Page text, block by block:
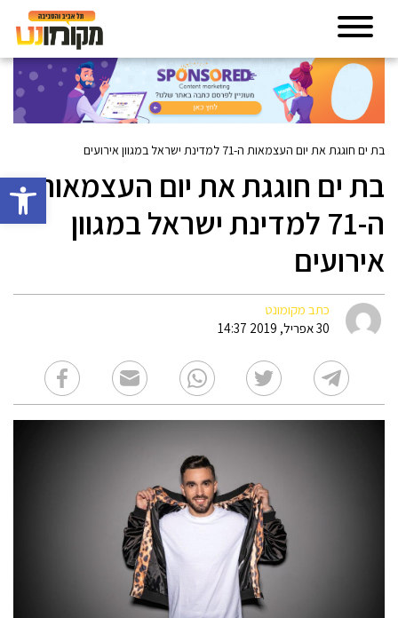
פתח
בת ים חוגגת את יום העצמאות ה-71 למדינת ישראל במגוון אירועים
בת ים חוגגת את יום העצמאות
ה-71 למדינת ישראל במגוון
אירועים
כתב מקומונט
30 אפריל, 2019 14:37